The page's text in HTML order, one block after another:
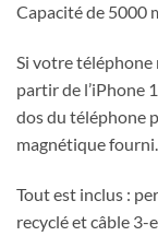
Capacité de 5000
Si votre téléphone
partir de l’iPhone
dos du téléphone
magnétique fourni.
Tout est inclus :
recyclé et câble 3-